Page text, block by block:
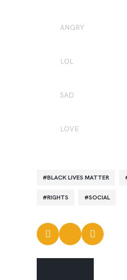
ANGRY
LOL
SAD
LOVE
BLACK LIVES MATTER
RIGHTS SOCIAL